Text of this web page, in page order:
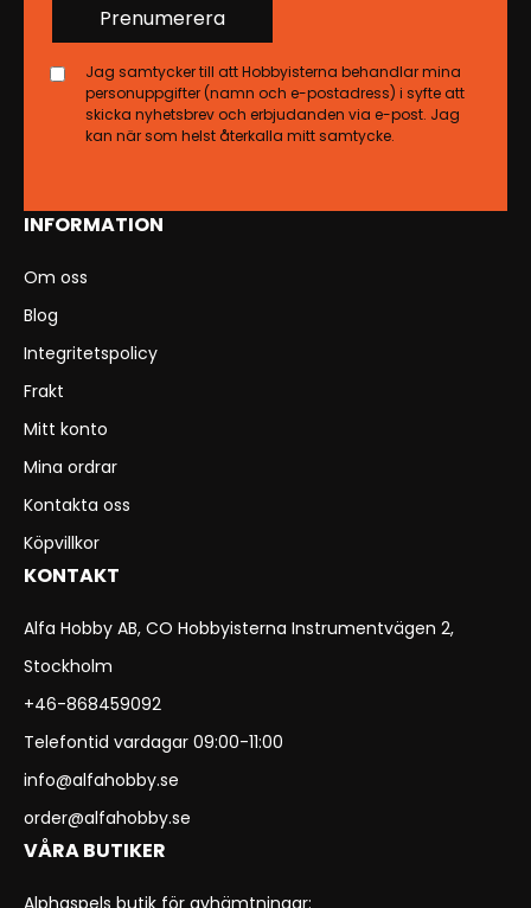
INFORMATION
Om oss
Blog
Integritetspolicy
Frakt
Mitt konto
Mina ordrar
Kontakta oss
Köpvillkor
KONTAKT
Alfa Hobby AB, CO Hobbyisterna Instrumentvägen 2,
Stockholm
+46-868459092
Telefontid vardagar 09:00-11:00
info@alfahobby.se
order@alfahobby.se
VÅRA BUTIKER
Prenumerera
Jag samtycker till att Hobbyisterna behandlar mina
personuppgifter (namn och e-postadress) i syfte att
skicka nyhetsbrev och erbjudanden via e-post. Jag
kan när som helst återkalla mitt samtycke.